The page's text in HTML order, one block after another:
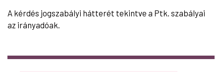
A kérdés jogszabályi hátterét tekintve a Ptk. szabályai
az irányadóak.